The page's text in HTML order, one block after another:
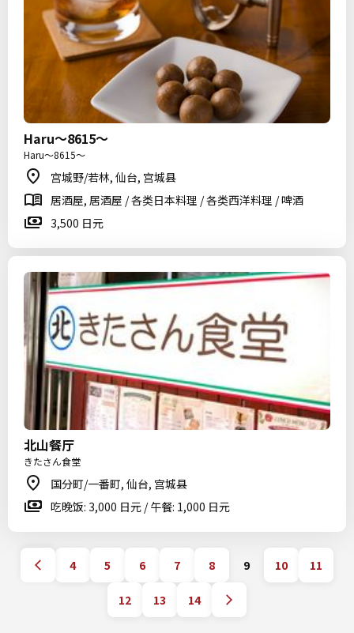
Haru～8615～
Haru～8615～
宫城野/若林, 仙台, 宫城县
居酒屋, 居酒屋 / 各类日本料理 / 各类西洋料理 / 啤酒
3,500 日元
北山餐厅
きたさん食堂
国分町/一番町, 仙台, 宫城县
吃晚饭: 3,000 日元 / 午餐: 1,000 日元
4 5 6 7 8 9 10 11
12 13 14